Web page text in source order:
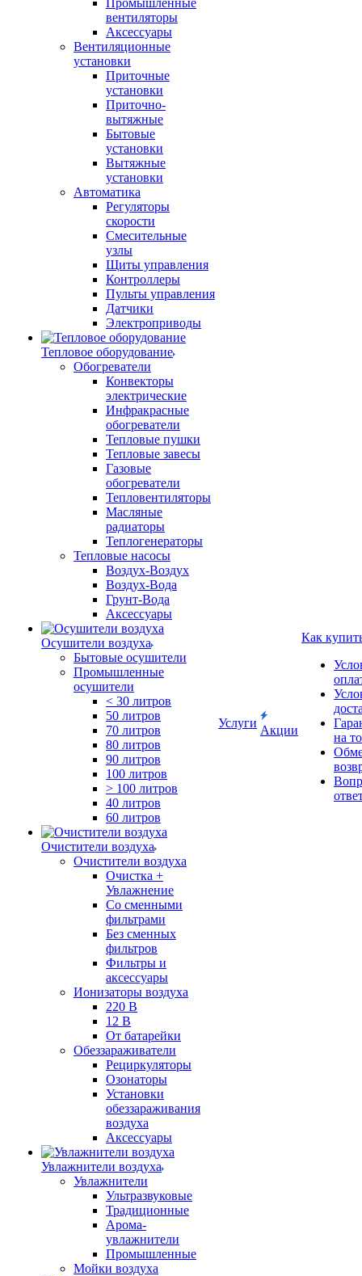
Промышленные
вентиляторы
Аксессуары
Вентиляционные
установки
Приточные
установки
Приточно-
вытяжные
Бытовые
установки
Вытяжные
установки
Автоматика
Регуляторы
скорости
Смесительные
узлы
Щиты управления
Контроллеры
Пульты управления
Датчики
Электроприводы
Тепловое оборудование
Обогреватели
Конвекторы
электрические
Инфракрасные
обогреватели
Тепловые пушки
Тепловые завесы
Газовые
обогреватели
Тепловентиляторы
Масляные
радиаторы
Теплогенераторы
Тепловые насосы
Воздух-Воздух
Воздух-Вода
Грунт-Вода
Аксессуары
Осушители воздуха
Бытовые осушители
Промышленные
осушители
< 30 литров
50 литров
70 литров
80 литров
90 литров
100 литров
> 100 литров
40 литров
60 литров
Очистители воздуха
Очистители воздуха
Очистка +
Увлажнение
Cо сменными
фильтрами
Без сменных
фильтров
Фильтры и
аксессуары
Ионизаторы воздуха
220 В
12 В
От батарейки
Обеззараживатели
Рециркуляторы
Озонаторы
Установки
обеззараживания
воздуха
Аксессуары
Увлажнители воздуха
Увлажнители
Ультразвуковые
Традиционные
Арома-
увлажнители
Промышленные
Мойки воздуха
Услуги
Акции
Как
на